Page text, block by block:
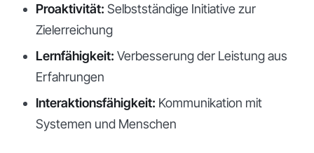
Proaktivität: Selbstständige Initiative zur
Zielerreichung
Lernfähigkeit: Verbesserung der Leistung aus
Erfahrungen
Interaktionsfähigkeit: Kommunikation mit
Systemen und Menschen